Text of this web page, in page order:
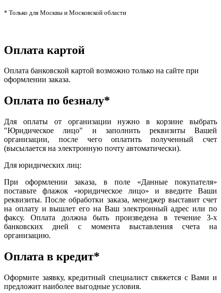
* Только для Москвы и Московской области
Оплата картой
Оплата банковской картой возможно только на сайте при
оформлении заказа.
Оплата по безналу*
Для оплаты от организации нужно в корзине выбрать
"Юридическое лицо" и заполнить реквизиты Вашей
организации, после чего оплатить полученный счет
(высылается на электронную почту автоматически).
Для юридических лиц:
При оформлении заказа, в поле «Данные покупателя»
поставьте флажок «юридическое лицо» и введите Ваши
реквизиты. После обработки заказа, менеджер выставит счет
на оплату и вышлет его на Ваш электронный адрес или по
факсу. Оплата должна быть произведена в течение 3-х
банковских дней с момента выставления счета на
организацию.
Оплата в кредит*
Оформите заявку, кредитный специалист свяжется с Вами и
предложит наиболее выгодные условия.